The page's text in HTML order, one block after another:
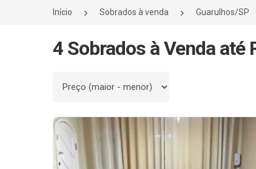
Início Sobrados à venda Guarulhos/SP
4 Sobrados à Venda até
Ordenar por